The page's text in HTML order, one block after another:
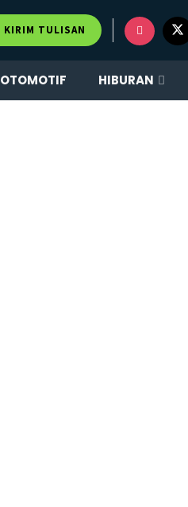
KIRIM TULISAN
OTOMOTIF HIBURAN